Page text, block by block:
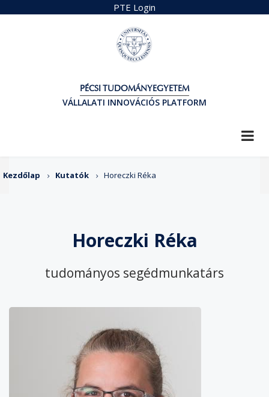
PTE Login
PÉCSI TUDOMÁNYEGYETEM
VÁLLALATI INNOVÁCIÓS PLATFORM
Morzsa
Kezdőlap Kutatók Horeczki Réka
Horeczki Réka
tudományos segédmunkatárs